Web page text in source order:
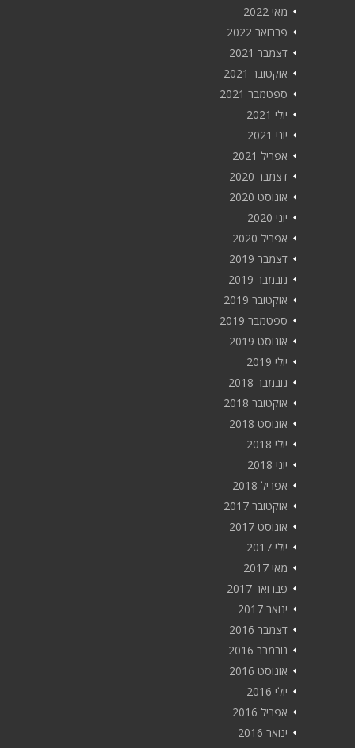
מאי 2022
פברואר 2022
דצמבר 2021
אוקטובר 2021
ספטמבר 2021
יולי 2021
יוני 2021
אפריל 2021
דצמבר 2020
אוגוסט 2020
יוני 2020
אפריל 2020
דצמבר 2019
נובמבר 2019
אוקטובר 2019
ספטמבר 2019
אוגוסט 2019
יולי 2019
נובמבר 2018
אוקטובר 2018
אוגוסט 2018
יולי 2018
יוני 2018
אפריל 2018
אוקטובר 2017
אוגוסט 2017
יולי 2017
מאי 2017
פברואר 2017
ינואר 2017
דצמבר 2016
נובמבר 2016
אוגוסט 2016
יולי 2016
אפריל 2016
ינואר 2016